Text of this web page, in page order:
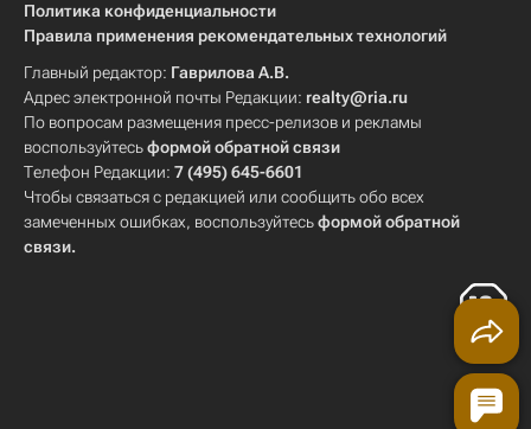
Политика конфиденциальности
Правила применения рекомендательных технологий
Главный редактор: Гаврилова А.В.
Адрес электронной почты Редакции: realty@ria.ru
По вопросам размещения пресс-релизов и рекламы
воспользуйтесьформой обратной связи
Телефон Редакции: 7 (495) 645-6601
Чтобы связаться с редакцией или сообщить обо всех
замеченных ошибках, воспользуйтесьформой обратной
связи.